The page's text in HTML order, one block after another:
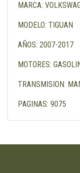
MARCA:
MODELO: TIGUAN
AÑOS: 2007-2017
MOTORES:
TRANSMISION:
PAGINAS: 9075